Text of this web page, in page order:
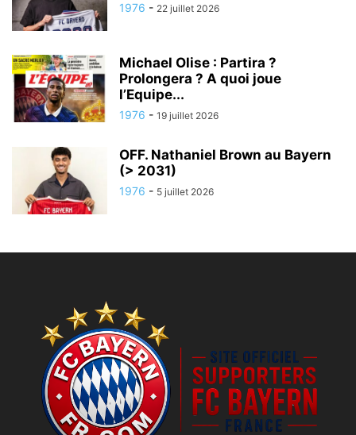
1976 - 22 juillet 2026
Michael Olise : Partira ?
Prolongera ? A quoi joue
l’Equipe...
1976 - 19 juillet 2026
OFF. Nathaniel Brown au Bayern
(> 2031)
1976 - 5 juillet 2026